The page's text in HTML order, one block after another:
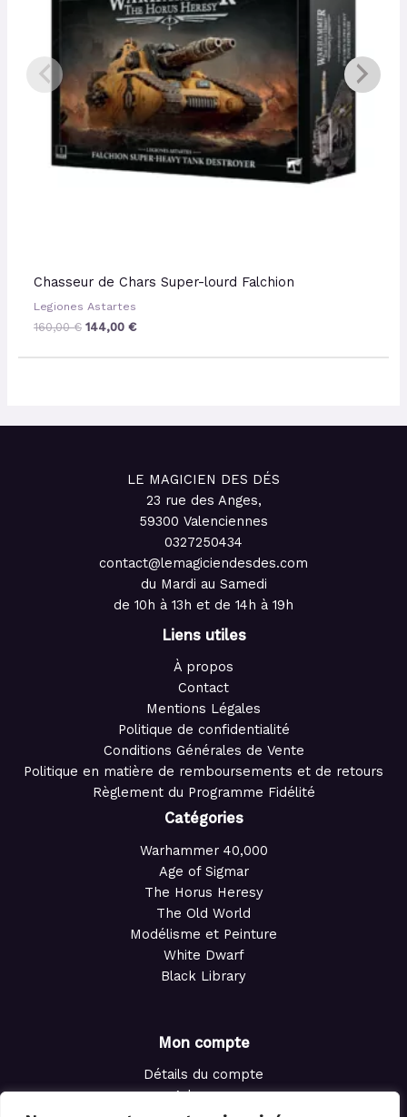
Chasseur de Chars Super-lourd Falchion
Legiones Astartes
160,00€ 144,00€
LE MAGICIEN DES DÉS
23 rue des Anges,
59300 Valenciennes
0327250434
contact@lemagiciendesdes.com
du Mardi au Samedi
de 10h à 13h et de 14h à 19h
Liens utiles
À propos
Contact
Mentions Légales
Politique de confidentialité
Conditions Générales de Vente
Politique en matière de remboursements et de retours
Règlement du Programme Fidélité
Catégories
Warhammer 40,000
Age of Sigmar
The Horus Heresy
The Old World
Modélisme et Peinture
White Dwarf
Black Library
Mon compte
Détails du compte
Adresses